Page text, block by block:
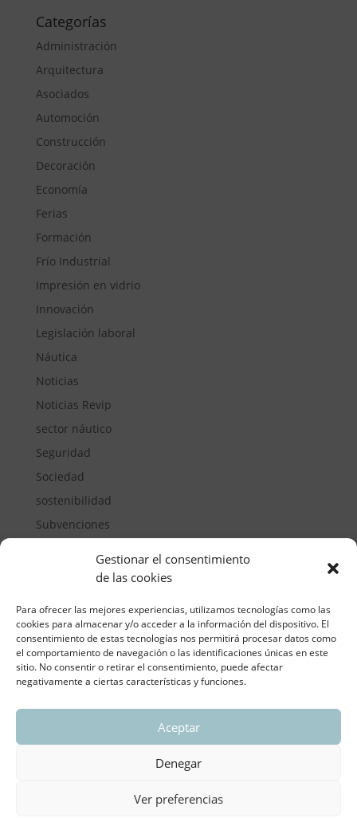
Gestionar el consentimiento
de las cookies
Para ofrecer las mejores experiencias, utilizamos tecnologías como las
cookies para almacenar y/o acceder a la información del dispositivo. El
consentimiento de estas tecnologías nos permitirá procesar datos como
el comportamiento de navegación o las identificaciones únicas en este
sitio. No consentir o retirar el consentimiento, puede afectar
negativamente a ciertas características y funciones.
Aceptar
Denegar
Ver preferencias
Categorías
Administración
Arquitectura
Asociados
Automoción
Construcción
Decoración
Economía
Ferias
Formación
Frío Industrial
Impresión en vidrio
Innovación
Legislación laboral
Náutica
Noticias
Noticias Revip
sector náutico
Seguridad
Sociedad
sostenibilidad
Subvenciones
ASOCIACIÓN REGIONAL VALENCIANA DE
Aviso legal y política de privacidad